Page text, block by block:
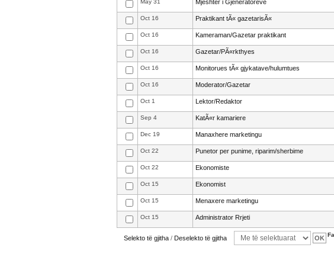
May 31 Mjeshter i Gjeneratoreve
Oct 16 Praktikant tÃ« gazetarisÃ«
Oct 16 Kameraman/Gazetar praktikant
Oct 16 Gazetar/PÃ«rkthyes
Oct 16 Monitorues tÃ« gjykatave/hulumtues
Oct 16 Moderator/Gazetar
Oct 1 Lektor/Redaktor
Sep 4 KatÃ«r kamariere
Dec 19 Manaxhere marketingu
Oct 22 Punetor per punime, riparim/sherbime
Oct 22 Ekonomiste
Oct 15 Ekonomist
Oct 15 Menaxere marketingu
Oct 15 Administrator Rrjeti
Selekto të gjitha / Deselekto të gjitha